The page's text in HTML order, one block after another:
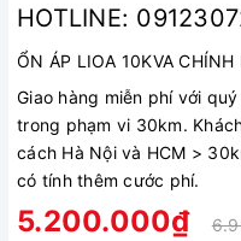
HOTLINE:
ỔN ÁP LIOA 10KVA
Giao hàng miễn phí với
trong phạm vi 30km.
cách Hà Nội và HCM >
có tính thêm cước phí.
5.200.000₫